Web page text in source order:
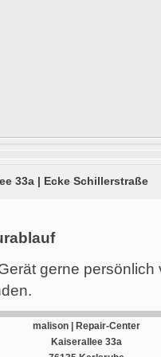
33a | Ecke Schillerstraße
gerne
malison | Repair-Center
Kaiserallee 33a